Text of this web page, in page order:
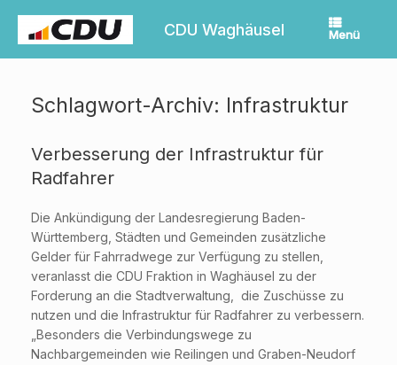
springen
CDU Waghäusel Menü
Schlagwort-Archiv: Infrastruktur
Verbesserung der Infrastruktur für
Radfahrer
Die Ankündigung der Landesregierung Baden-
Württemberg, Städten und Gemeinden zusätzliche
Gelder für Fahrradwege zur Verfügung zu stellen,
veranlasst die CDU Fraktion in Waghäusel zu der
Forderung an die Stadtverwaltung, die Zuschüsse zu
nutzen und die Infrastruktur für Radfahrer zu verbessern.
„Besonders die Verbindungswege zu
Nachbargemeinden wie Reilingen und Graben-Neudorf